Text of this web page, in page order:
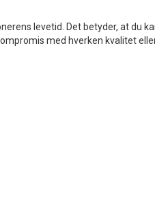
levetid. Det betyder, at du
med hverken kvalitet